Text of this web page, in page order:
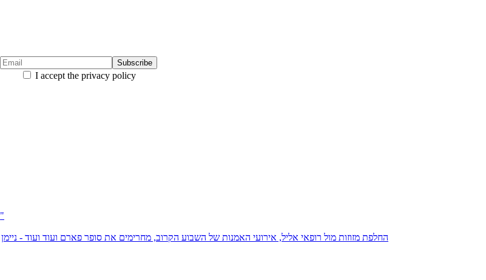
I accept the privacy policy
פסטיבל ירושלים 2026: "שעתיד לבוא", "הכדור השחור", "ארץ אבות"
נגנז בגנזך 20.08.2015: כנס D23, החלפת מזוזות מול רופאי אליל, אירועי האמנות של השבוע הקרוב, מחרימים את סופר פארם ועוד ועוד - ניימן